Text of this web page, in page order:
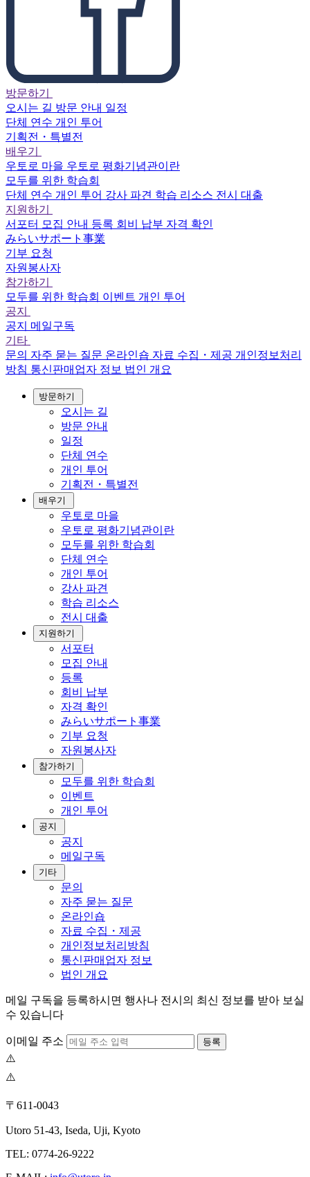
방문하기
오시는 길 방문 안내 일정
단체 연수 개인 투어
기획전・특별전
배우기
우토로 마을 우토로 평화기념관이란
모두를 위한 학습회
단체 연수 개인 투어 강사 파견 학습 리소스 전시 대출
지원하기
서포터 모집 안내 등록 회비 납부 자격 확인
みらいサポート事業
기부 요청
자원봉사자
참가하기
모두를 위한 학습회 이벤트 개인 투어
공지
공지 메일구독
기타
문의 자주 묻는 질문 온라인숍 자료 수집・제공 개인정보처리
방침 통신판매업자 정보 법인 개요
방문하기
오시는 길
방문 안내
일정
단체 연수
개인 투어
기획전・특별전
배우기
우토로 마을
우토로 평화기념관이란
모두를 위한 학습회
단체 연수
개인 투어
강사 파견
학습 리소스
전시 대출
지원하기
서포터
모집 안내
등록
회비 납부
자격 확인
みらいサポート事業
기부 요청
자원봉사자
참가하기
모두를 위한 학습회
이벤트
개인 투어
공지
공지
메일구독
기타
문의
자주 묻는 질문
온라인숍
자료 수집・제공
개인정보처리방침
통신판매업자 정보
법인 개요
메일 구독을 등록하시면 행사나 전시의 최신 정보를 받아 보실
수 있습니다
이메일 주소 등록
〒611-0043
Utoro 51-43, Iseda, Uji, Kyoto
TEL: 0774-26-9222